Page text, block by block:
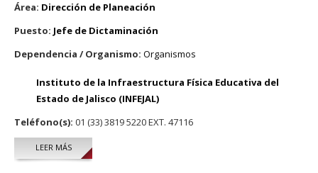
Área: Dirección de Planeación
Puesto: Jefe de Dictaminación
Dependencia / Organismo: Organismos
Instituto de la Infraestructura Física Educativa del
Estado de Jalisco (INFEJAL)
Teléfono(s): 01 (33) 3819 5220 EXT. 47116
LEER MÁSSOBRE ESPERANZA LILIANA ORTEGA ORTÍZ